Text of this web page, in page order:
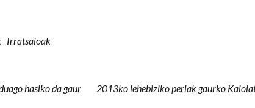
Irratsaioak
hasiko da gaur 2013ko lehebiziko perlak gaurko